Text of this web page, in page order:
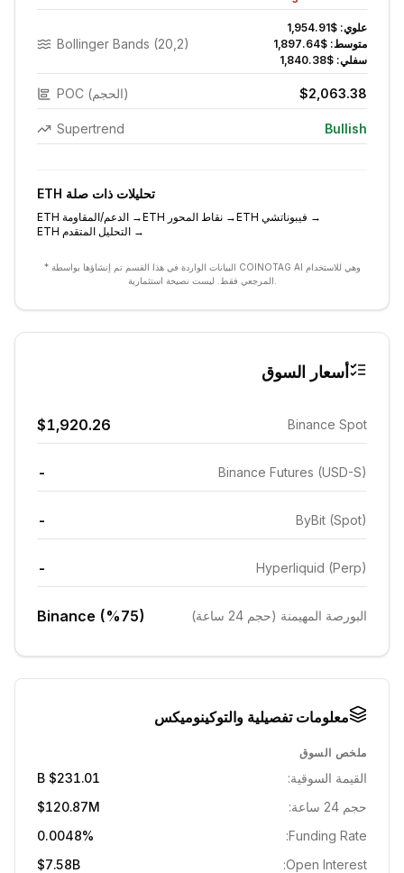
Bollinger Bands (20,2)
علوي: $1,954.91
متوسط: $1,897.64
سفلي: $1,840.38
POC (الحجم) $2,063.38
Supertrend Bullish
ETH تحليلات ذات صلة
ETH الدعم/المقاومة →ETH نقاط المحور →ETH فيبوناتشي →
ETH التحليل المتقدم →
* البيانات الواردة في هذا القسم تم إنشاؤها بواسطة COINOTAG AI وهي للاستخدام
أسعار السوق
Binance Spot
$1,920.26
Binance Futures (USD-S)
-
ByBit (Spot)
-
Hyperliquid (Perp)
-
البورصة المهيمنة (حجم 24 ساعة) Binance (%75)
معلومات تفصيلية والتوكينوميكس
ملخص السوق
القيمة السوقية:
$231.01 B
حجم 24 ساعة:
$120.87M
Funding Rate:
0.0048%
Open Interest:
$7.58B